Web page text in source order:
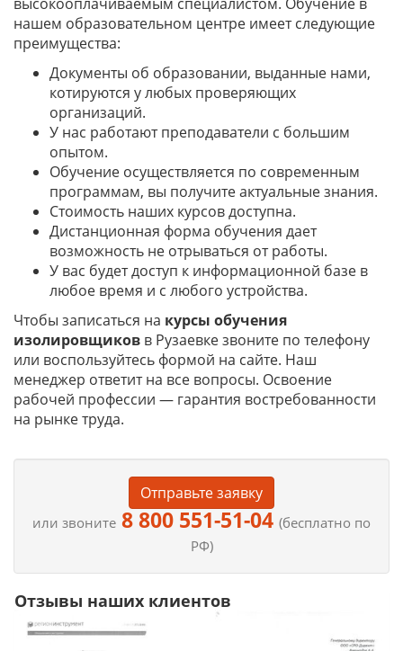
нашем образовательном центре имеет следующие
преимущества:
Документы об образовании, выданные нами,
котируются у любых проверяющих
организаций.
У нас работают преподаватели с большим
опытом.
Обучение осуществляется по современным
программам, вы получите актуальные знания.
Стоимость наших курсов доступна.
Дистанционная форма обучения дает
возможность не отрываться от работы.
У вас будет доступ к информационной базе в
любое время и с любого устройства.
Чтобы записаться на курсы обучения
изолировщиков в Рузаевке звоните по телефону
или воспользуйтесь формой на сайте. Наш
менеджер ответит на все вопросы. Освоение
рабочей профессии — гарантия востребованности
на рынке труда.
Отправьте заявку
или звоните 8 800 551-51-04 (бесплатно по
РФ)
Отзывы наших клиентов